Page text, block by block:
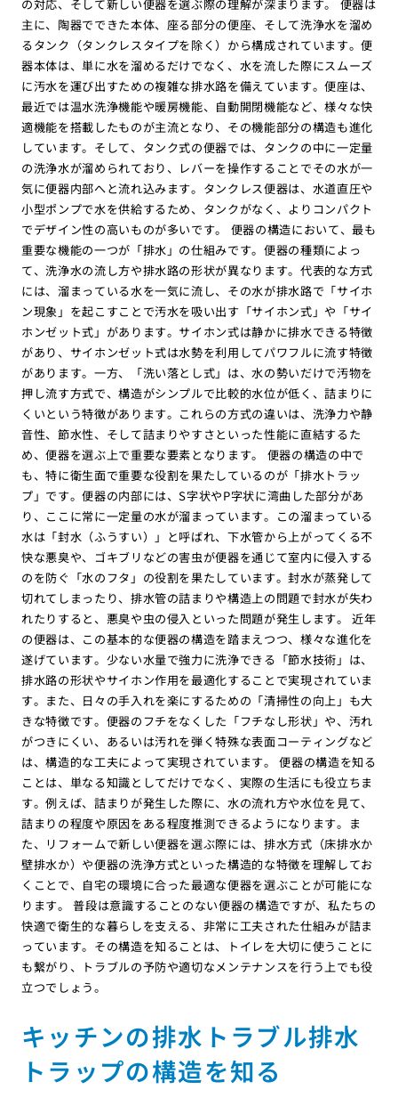
の対応、そして新しい便器を選ぶ際の理解が深まります。 便器は
主に、陶器でできた本体、座る部分の便座、そして洗浄水を溜め
るタンク（タンクレスタイプを除く）から構成されています。便
器本体は、単に水を溜めるだけでなく、水を流した際にスムーズ
に汚水を運び出すための複雑な排水路を備えています。便座は、
最近では温水洗浄機能や暖房機能、自動開閉機能など、様々な快
適機能を搭載したものが主流となり、その機能部分の構造も進化
しています。そして、タンク式の便器では、タンクの中に一定量
の洗浄水が溜められており、レバーを操作することでその水が一
気に便器内部へと流れ込みます。タンクレス便器は、水道直圧や
小型ポンプで水を供給するため、タンクがなく、よりコンパクト
でデザイン性の高いものが多いです。 便器の構造において、最も
重要な機能の一つが「排水」の仕組みです。便器の種類によっ
て、洗浄水の流し方や排水路の形状が異なります。代表的な方式
には、溜まっている水を一気に流し、その水が排水路で「サイホ
ン現象」を起こすことで汚水を吸い出す「サイホン式」や「サイ
ホンゼット式」があります。サイホン式は静かに排水できる特徴
があり、サイホンゼット式は水勢を利用してパワフルに流す特徴
があります。一方、「洗い落とし式」は、水の勢いだけで汚物を
押し流す方式で、構造がシンプルで比較的水位が低く、詰まりに
くいという特徴があります。これらの方式の違いは、洗浄力や静
音性、節水性、そして詰まりやすさといった性能に直結するた
め、便器を選ぶ上で重要な要素となります。 便器の構造の中で
も、特に衛生面で重要な役割を果たしているのが「排水トラッ
プ」です。便器の内部には、S字状やP字状に湾曲した部分があ
り、ここに常に一定量の水が溜まっています。この溜まっている
水は「封水（ふうすい）」と呼ばれ、下水管から上がってくる不
快な悪臭や、ゴキブリなどの害虫が便器を通じて室内に侵入する
のを防ぐ「水のフタ」の役割を果たしています。封水が蒸発して
切れてしまったり、排水管の詰まりや構造上の問題で封水が失わ
れたりすると、悪臭や虫の侵入といった問題が発生します。 近年
の便器は、この基本的な便器の構造を踏まえつつ、様々な進化を
遂げています。少ない水量で強力に洗浄できる「節水技術」は、
排水路の形状やサイホン作用を最適化することで実現されていま
す。また、日々の手入れを楽にするための「清掃性の向上」も大
きな特徴です。便器のフチをなくした「フチなし形状」や、汚れ
がつきにくい、あるいは汚れを弾く特殊な表面コーティングなど
は、構造的な工夫によって実現されています。 便器の構造を知る
ことは、単なる知識としてだけでなく、実際の生活にも役立ちま
す。例えば、詰まりが発生した際に、水の流れ方や水位を見て、
詰まりの程度や原因をある程度推測できるようになります。ま
た、リフォームで新しい便器を選ぶ際には、排水方式（床排水か
壁排水か）や便器の洗浄方式といった構造的な特徴を理解してお
くことで、自宅の環境に合った最適な便器を選ぶことが可能にな
ります。 普段は意識することのない便器の構造ですが、私たちの
快適で衛生的な暮らしを支える、非常に工夫された仕組みが詰ま
っています。その構造を知ることは、トイレを大切に使うことに
も繋がり、トラブルの予防や適切なメンテナンスを行う上でも役
立つでしょう。
キッチンの排水トラブル排水
トラップの構造を知る